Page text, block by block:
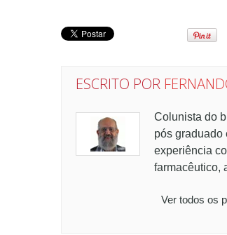
ESCRITO POR
Colunista do
pós graduado
experiência
farmacêutico,
Ver todos os